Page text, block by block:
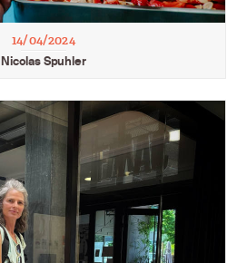
14/04/2024
Nicolas Spuhler